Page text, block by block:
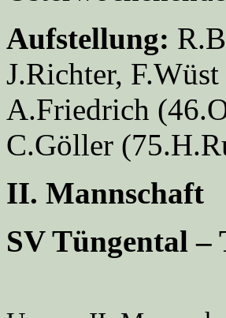
Aufstellung:
J.Richter,
A.Friedrich
C.Göller
II. Mannschaft
SV Tüngental